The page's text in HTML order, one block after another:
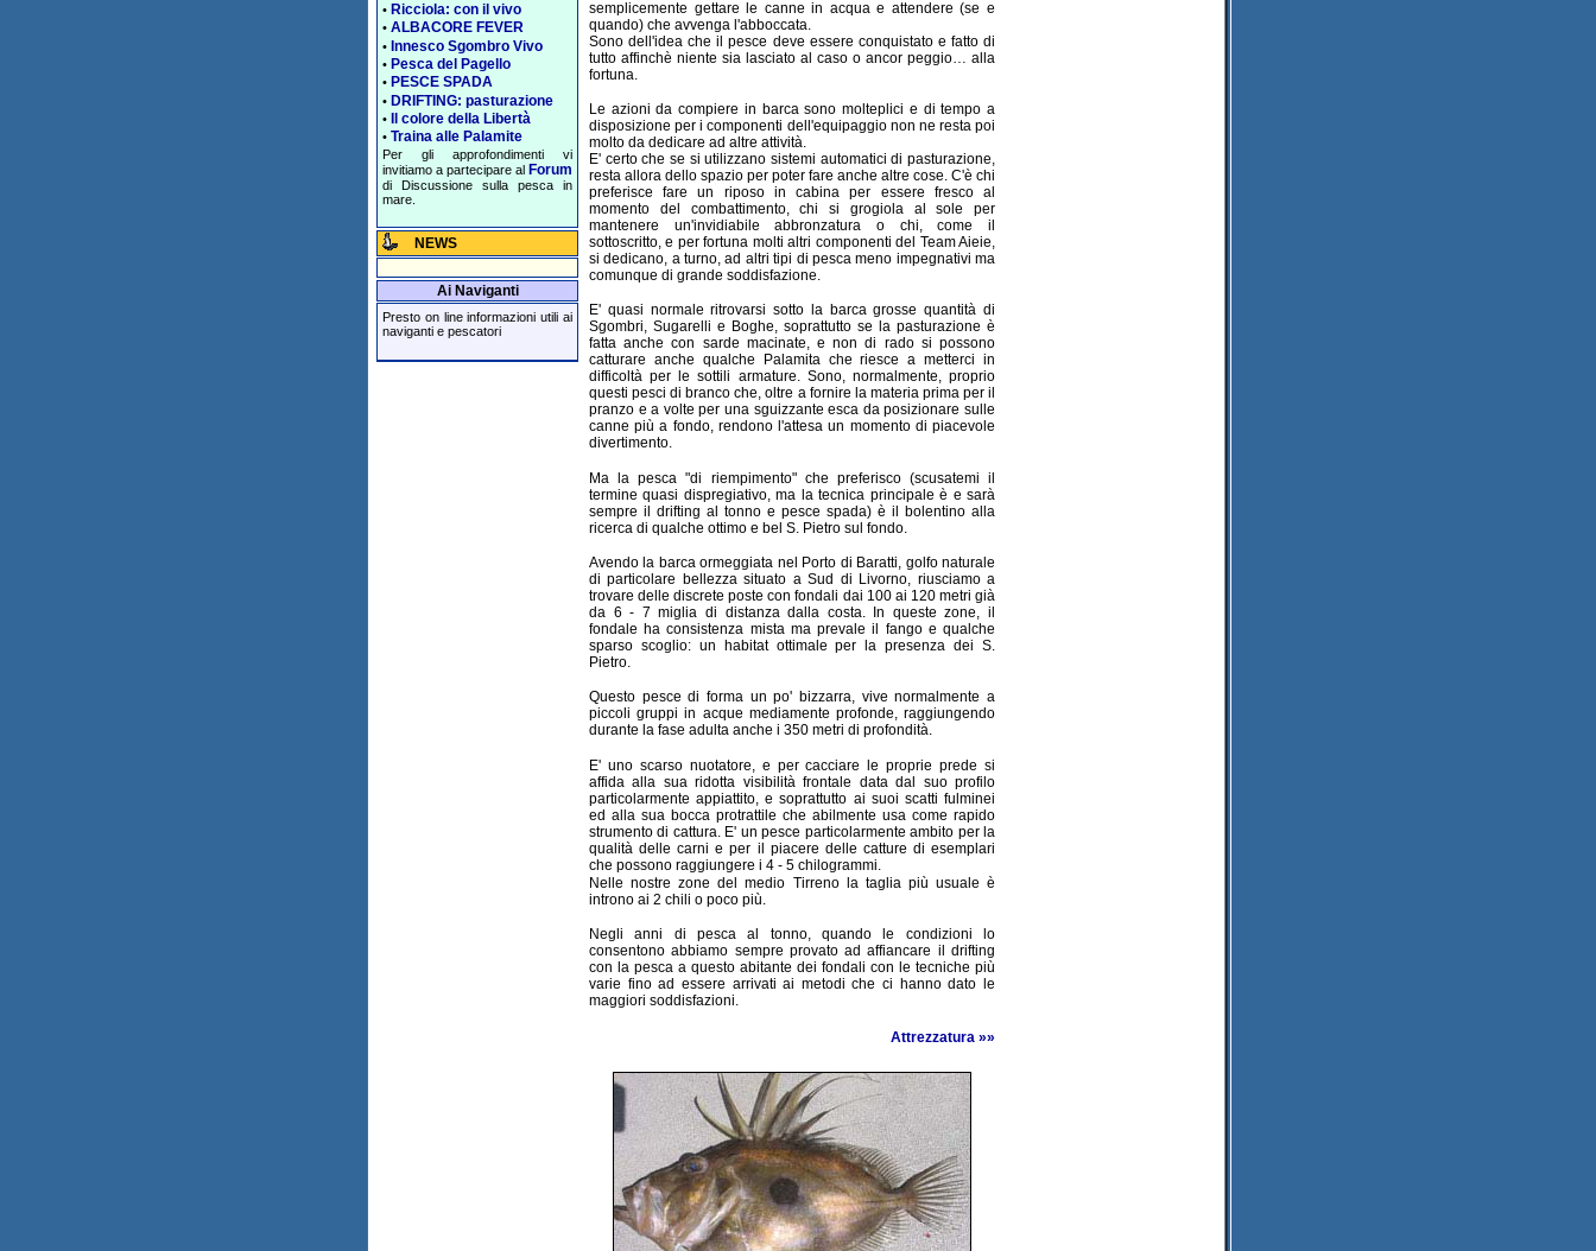
• Ricciola: con il vivo
• ALBACORE FEVER
• Innesco Sgombro Vivo
• Pesca del Pagello
• PESCE SPADA
• DRIFTING: pasturazione
• Il colore della Libertà
• Traina alle Palamite
Per gli approfondimenti vi
invitiamo a partecipare al Forum
di Discussione sulla pesca in
mare.
NEWS
Ai Naviganti
Presto on line informazioni utili ai
naviganti e pescatori
semplicemente gettare le canne in acqua e attendere (se e
quando) che avvenga l'abboccata.
Sono dell'idea che il pesce deve essere conquistato e fatto di
tutto affinchè niente sia lasciato al caso o ancor peggio… alla
fortuna.
Le azioni da compiere in barca sono molteplici e di tempo a
disposizione per i componenti dell'equipaggio non ne resta poi
molto da dedicare ad altre attività.
E' certo che se si utilizzano sistemi automatici di pasturazione,
resta allora dello spazio per poter fare anche altre cose. C'è chi
preferisce fare un riposo in cabina per essere fresco al
momento del combattimento, chi si grogiola al sole per
mantenere un'invidiabile abbronzatura o chi, come il
sottoscritto, e per fortuna molti altri componenti del Team Aieie,
si dedicano, a turno, ad altri tipi di pesca meno impegnativi ma
comunque di grande soddisfazione.
E' quasi normale ritrovarsi sotto la barca grosse quantità di
Sgombri, Sugarelli e Boghe, soprattutto se la pasturazione è
fatta anche con sarde macinate, e non di rado si possono
catturare anche qualche Palamita che riesce a metterci in
difficoltà per le sottili armature. Sono, normalmente, proprio
questi pesci di branco che, oltre a fornire la materia prima per il
pranzo e a volte per una sguizzante esca da posizionare sulle
canne più a fondo, rendono l'attesa un momento di piacevole
divertimento.
Ma la pesca "di riempimento" che preferisco (scusatemi il
termine quasi dispregiativo, ma la tecnica principale è e sarà
sempre il drifting al tonno e pesce spada) è il bolentino alla
ricerca di qualche ottimo e bel S. Pietro sul fondo.
Avendo la barca ormeggiata nel Porto di Baratti, golfo naturale
di particolare bellezza situato a Sud di Livorno, riusciamo a
trovare delle discrete poste con fondali dai 100 ai 120 metri già
da 6 - 7 miglia di distanza dalla costa. In queste zone, il
fondale ha consistenza mista ma prevale il fango e qualche
sparso scoglio: un habitat ottimale per la presenza dei S.
Pietro.
Questo pesce di forma un po' bizzarra, vive normalmente a
piccoli gruppi in acque mediamente profonde, raggiungendo
durante la fase adulta anche i 350 metri di profondità.
E' uno scarso nuotatore, e per cacciare le proprie prede si
affida alla sua ridotta visibilità frontale data dal suo profilo
particolarmente appiattito, e soprattutto ai suoi scatti fulminei
ed alla sua bocca protrattile che abilmente usa come rapido
strumento di cattura. E' un pesce particolarmente ambito per la
qualità delle carni e per il piacere delle catture di esemplari
che possono raggiungere i 4 - 5 chilogrammi.
Nelle nostre zone del medio Tirreno la taglia più usuale è
introno ai 2 chili o poco più.
Negli anni di pesca al tonno, quando le condizioni lo
consentono abbiamo sempre provato ad affiancare il drifting
con la pesca a questo abitante dei fondali con le tecniche più
varie fino ad essere arrivati ai metodi che ci hanno dato le
maggiori soddisfazioni.
Attrezzatura »»